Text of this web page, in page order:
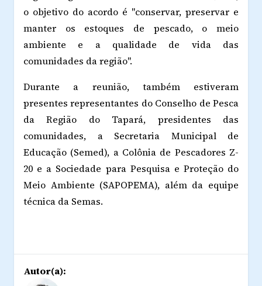
o objetivo do acordo é "conservar, preservar e
manter os estoques de pescado, o meio
ambiente e a qualidade de vida das
comunidades da região".
Durante a reunião, também estiveram
presentes representantes do Conselho de Pesca
da Região do Tapará, presidentes das
comunidades, a Secretaria Municipal de
Educação (Semed), a Colônia de Pescadores Z-
20 e a Sociedade para Pesquisa e Proteção do
Meio Ambiente (SAPOPEMA), além da equipe
técnica da Semas.
Autor(a):